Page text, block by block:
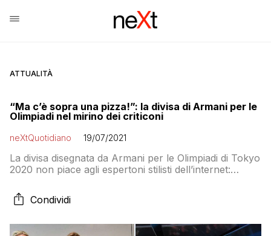
ATTUALITÀ
“Ma c’è sopra una pizza!”: la divisa di Armani per le
Olimpiadi nel mirino dei criticoni
neXtQuotidiano 19/07/2021
La divisa disegnata da Armani per le Olimpiadi di Tokyo
2020 non piace agli espertoni stilisti dell’internet:
Condividi